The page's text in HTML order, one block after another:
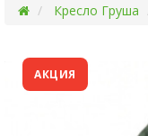
Кресло Груша
АКЦИЯ